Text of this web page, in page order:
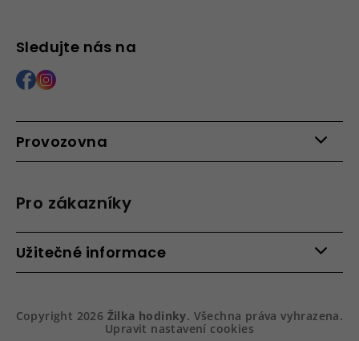
Pro zákazníky
Věrnostní program
Obchodní podmínky
Sledujte nás na
Provozovna
Roháčova 639, 390 02 Tábor
Užitečné informace
Dárkové balení hodinek
Copyright 2026 Žilka hodinky. Všechna práva vyhrazena.
Upravit nastavení cookies